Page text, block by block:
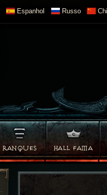
Espanhol Russo
RANQUES HALL FAMA